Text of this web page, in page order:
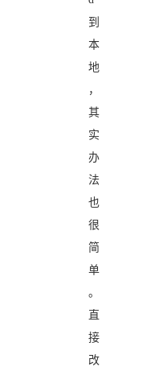
到
本
地
，
其
实
办
法
也
很
简
单
。
直
接
改